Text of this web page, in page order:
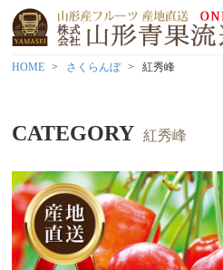
HOME さくらんぼ 紅秀峰
CATEGORY 紅秀峰